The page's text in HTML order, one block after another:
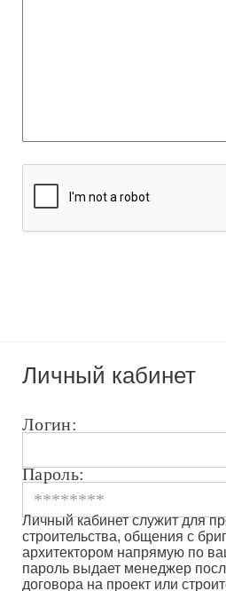
Личный кабинет
Логин:
Пароль:
Личный кабинет служит для
строительства, общения с
архитектором напрямую по
пароль выдает менеджер
договора на проект или